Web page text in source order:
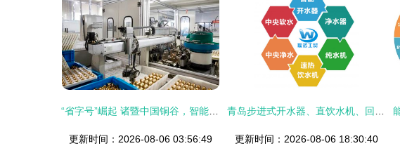
更新时间：2026-08-06 03:56:49 更新时间：2026-08-06 18:30:40